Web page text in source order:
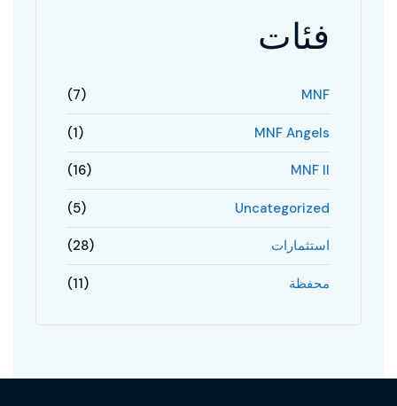
فئات
MNF
(7)
MNF Angels
(1)
MNF II
(16)
Uncategorized
(5)
استثمارات (28)
محفظة (11)